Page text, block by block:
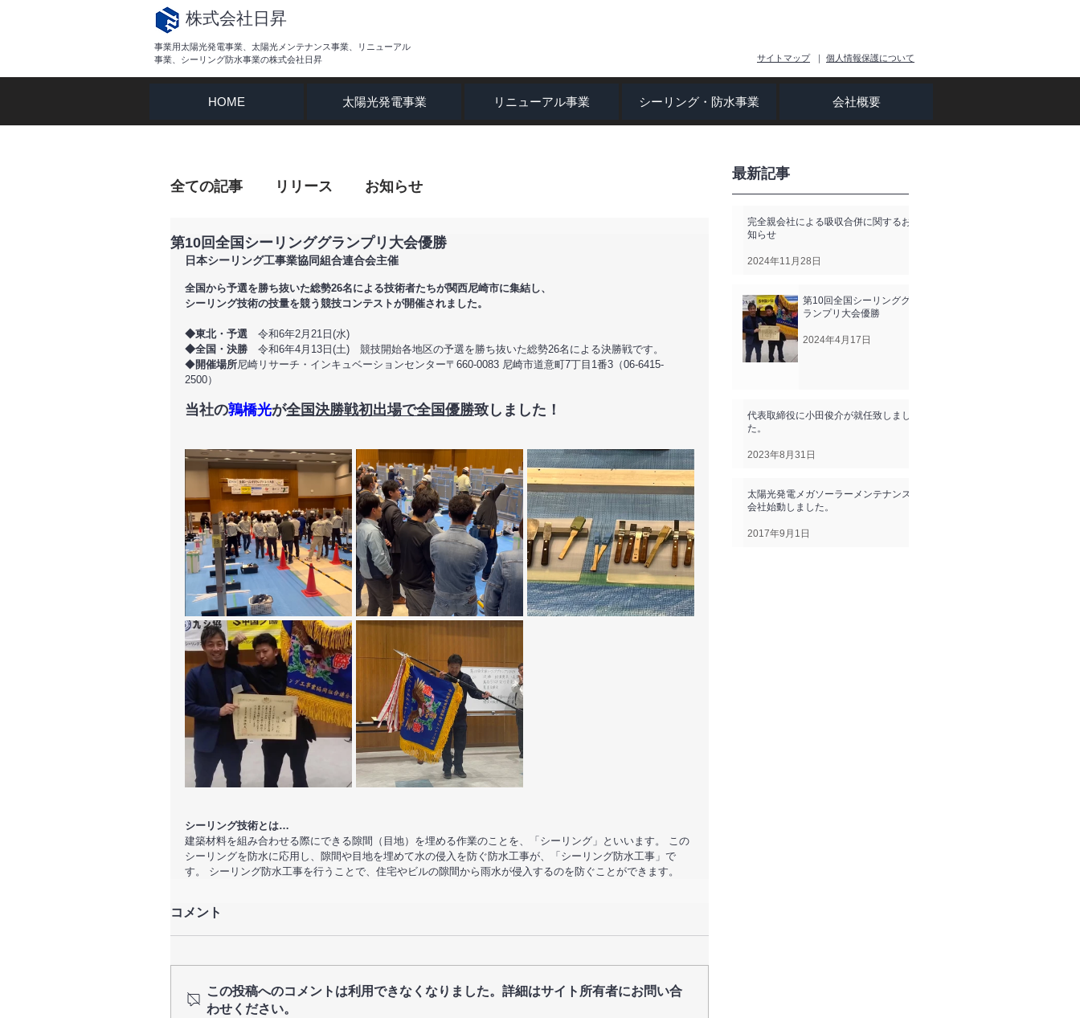
​株式会社日昇
事業用太陽光発電事業、太陽光メンテナンス事業、リニューアル
事業、シーリング防水事業の株式会社日昇
サイトマップ｜ 個人情報保護について
HOME 太陽光発電事業 リニューアル事業 シーリング・防水事業 会社概要
全ての記事 リリース お知らせ
第10回全国シーリンググランプリ大会優勝
日本シーリング工事業協同組合連合会主催
全国から予選を勝ち抜いた総勢26名による技術者たちが関西尼崎市に集結し、
シーリング技術の技量を競う競技コンテストが開催されました。
◆東北・予選 令和6年2月21日(水)
◆全国・決勝 令和6年4月13日(土)　競技開始各地区の予選を勝ち抜いた総勢26名による決勝戦です。
◆開催場所尼崎リサーチ・インキュベーションセンター〒660-0083 尼崎市道意町7丁目1番3（06-6415-
2500）
当社の鶉橋光が全国決勝戦初出場で全国優勝致しました！
シーリング技術とは…
建築材料を組み合わせる際にできる隙間（目地）を埋める作業のことを、「シーリング」といいます。 この
シーリングを防水に応用し、隙間や目地を埋めて水の侵入を防ぐ防水工事が、「シーリング防水工事」で
す。 シーリング防水工事を行うことで、住宅やビルの隙間から雨水が侵入するのを防ぐことができます。
コメント
この投稿へのコメントは利用できなくなりました。詳細はサイト所有者にお問い合
わせください。
最新記事
完全親会社による吸収合併に関するお
知らせ
2024年11月28日
第10回全国シーリンググ
ランプリ大会優勝
2024年4月17日
代表取締役に小田俊介が就任致しまし
た。
2023年8月31日
太陽光発電メガソーラーメンテナンス
会社始動しました。
2017年9月1日